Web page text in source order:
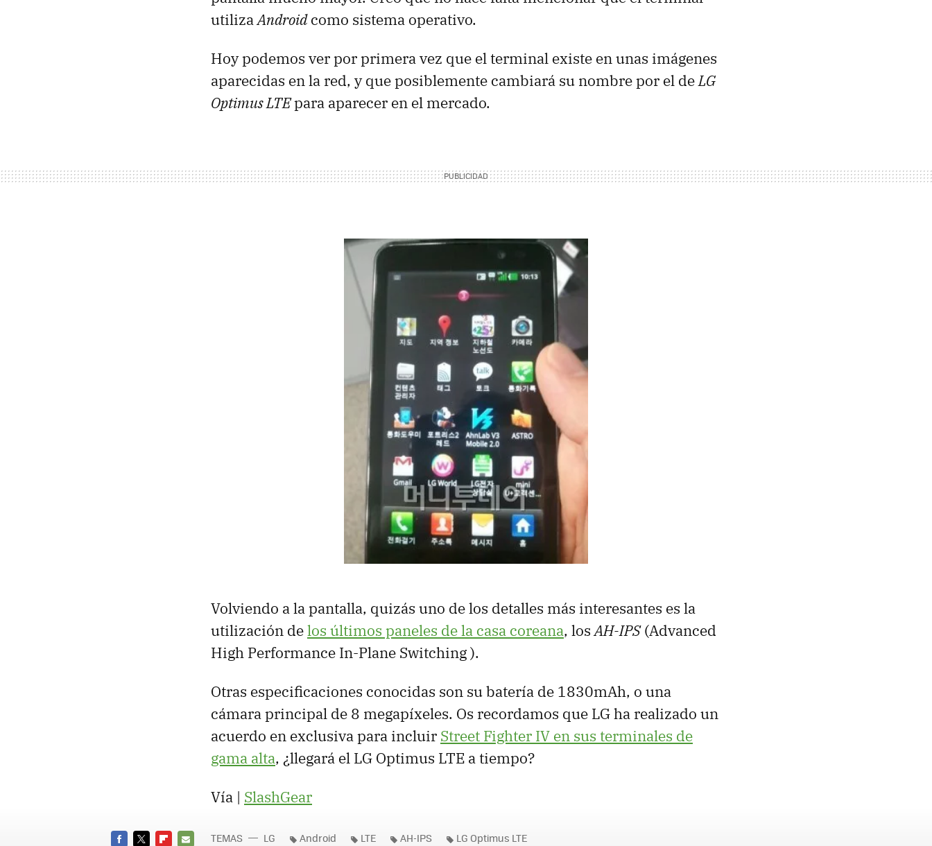
utilizaAndroidcomo sistema operativo.
Hoy podemos ver por primera vez que el terminal existe en unas imágenes
aparecidas en la red, y que posiblemente cambiará su nombre por el deLG
Optimus LTEpara aparecer en el mercado.
Volviendo a la pantalla, quizás uno de los detalles más interesantes es la
utilización delos últimos paneles de la casa coreana, losAH-IPS(Advanced
High Performance In-Plane Switching ).
Otras especificaciones conocidas son su batería de 1830mAh, o una
cámara principal de 8 megapíxeles. Os recordamos que LG ha realizado un
acuerdo en exclusiva para incluir Street Fighter IV en sus terminales de
gama alta, ¿llegará el LG Optimus LTE a tiempo?
Vía | SlashGear
TEMAS LG Android LTE AH-IPS LG Optimus LTE